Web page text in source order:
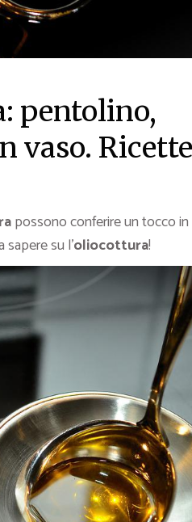
pentolino,
vaso.
possono conferire un tocco in
su l’oliocottura!